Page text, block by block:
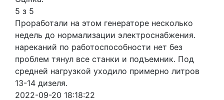
5 з 5
Проработали на этом генераторе несколько
недель до нормализации электроснабжения.
нареканий по работоспособности нет без
проблем тянул все станки и подъемник. Под
средней нагрузкой уходило примерно литров
13-14 дизеля.
2022-09-20 18:18:22